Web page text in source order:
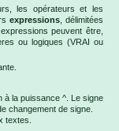
les opérateurs et les
expressions , délimitées
peuvent être,
ou logiques (VRAI ou
à la puissance ^. Le signe
changement de signe.
textes.